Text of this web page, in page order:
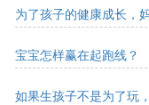
为了孩子的健康成长，
宝宝怎样赢在起跑线？
如果生孩子不是为了玩